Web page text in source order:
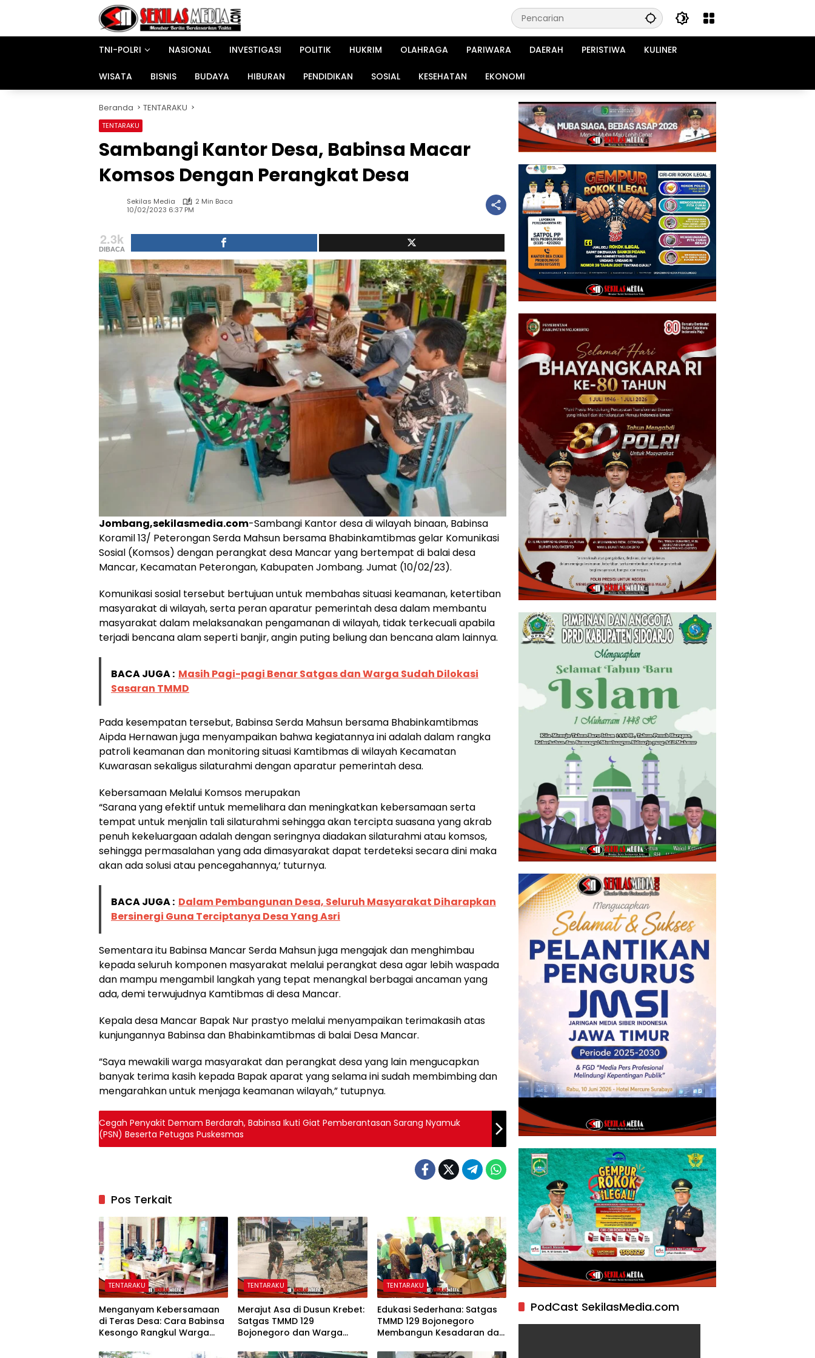
TNI-POLRI
NASIONAL INVESTIGASI POLITIK HUKRIM OLAHRAGA PARIWARA DAERAH PERISTIWA KULINER
WISATA BISNIS BUDAYA HIBURAN PENDIDIKAN SOSIAL KESEHATAN EKONOMI
Beranda TENTARAKU
TENTARAKU
Sambangi Kantor Desa, Babinsa Macar
Komsos Dengan Perangkat Desa
Sekilas Media
2 Min Baca
10/02/2023 6:37 PM
2.3k
DIBACA
Jombang,sekilasmedia.com-Sambangi Kantor desa di wilayah binaan, Babinsa
Koramil 13/ Peterongan Serda Mahsun bersama Bhabinkamtibmas gelar Komunikasi
Sosial (Komsos) dengan perangkat desa Mancar yang bertempat di balai desa
Mancar, Kecamatan Peterongan, Kabupaten Jombang. Jumat (10/02/23).
Komunikasi sosial tersebut bertujuan untuk membahas situasi keamanan, ketertiban
masyarakat di wilayah, serta peran aparatur pemerintah desa dalam membantu
masyarakat dalam melaksanakan pengamanan di wilayah, tidak terkecuali apabila
terjadi bencana alam seperti banjir, angin puting beliung dan bencana alam lainnya.
BACA JUGA : Masih Pagi-pagi Benar Satgas dan Warga Sudah Dilokasi
Sasaran TMMD
Pada kesempatan tersebut, Babinsa Serda Mahsun bersama Bhabinkamtibmas
Aipda Hernawan juga menyampaikan bahwa kegiatannya ini adalah dalam rangka
patroli keamanan dan monitoring situasi Kamtibmas di wilayah Kecamatan
Kuwarasan sekaligus silaturahmi dengan aparatur pemerintah desa.
Kebersamaan Melalui Komsos merupakan
“Sarana yang efektif untuk memelihara dan meningkatkan kebersamaan serta
tempat untuk menjalin tali silaturahmi sehingga akan tercipta suasana yang akrab
penuh kekeluargaan adalah dengan seringnya diadakan silaturahmi atau komsos,
sehingga permasalahan yang ada dimasyarakat dapat terdeteksi secara dini maka
akan ada solusi atau pencegahannya,‘ tuturnya.
BACA JUGA : Dalam Pembangunan Desa, Seluruh Masyarakat Diharapkan
Bersinergi Guna Terciptanya Desa Yang Asri
Sementara itu Babinsa Mancar Serda Mahsun juga mengajak dan menghimbau
kepada seluruh komponen masyarakat melalui perangkat desa agar lebih waspada
dan mampu mengambil langkah yang tepat menangkal berbagai ancaman yang
ada, demi terwujudnya Kamtibmas di desa Mancar.
Kepala desa Mancar Bapak Nur prastyo melalui menyampaikan terimakasih atas
kunjungannya Babinsa dan Bhabinkamtibmas di balai Desa Mancar.
”Saya mewakili warga masyarakat dan perangkat desa yang lain mengucapkan
banyak terima kasih kepada Bapak aparat yang selama ini sudah membimbing dan
mengarahkan untuk menjaga keamanan wilayah,” tutupnya.
Cegah Penyakit Demam Berdarah, Babinsa Ikuti Giat Pemberantasan Sarang Nyamuk
(PSN) Beserta Petugas Puskesmas
Pos Terkait
TENTARAKU
Menganyam Kebersamaan
di Teras Desa: Cara Babinsa
Kesongo Rangkul Warga
TENTARAKU
Merajut Asa di Dusun Krebet:
Satgas TMMD 129
Bojonegoro dan Warga
TENTARAKU
Edukasi Sederhana: Satgas
TMMD 129 Bojonegoro
Membangun Kesadaran dan
PodCast SekilasMedia.com